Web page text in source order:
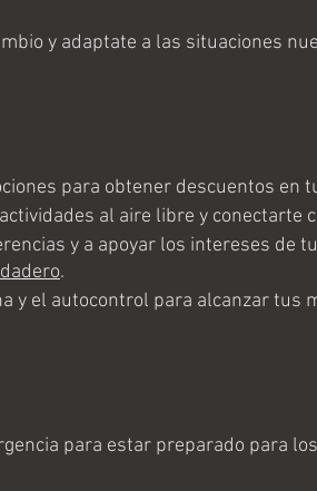
y adaptate a las situaciones
para obtener descuentos en
al aire libre y conectarte
y a apoyar los intereses de
.
y el autocontrol para alcanzar tus
para estar preparado para